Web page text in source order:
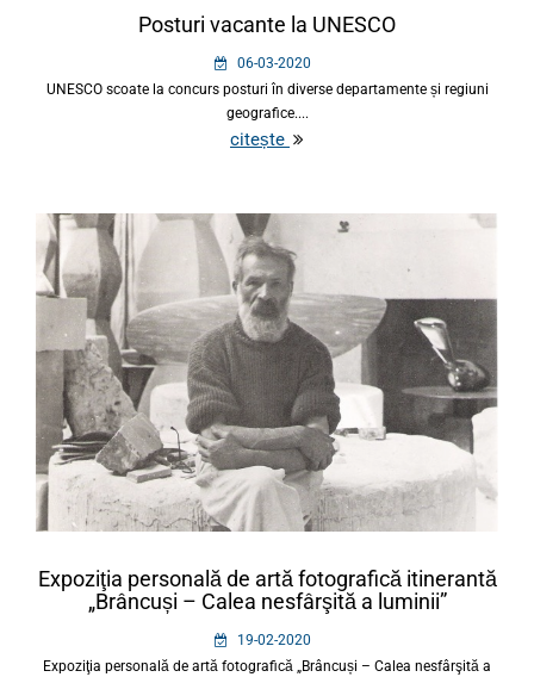
Posturi vacante la UNESCO
06-03-2020
UNESCO scoate la concurs posturi în diverse departamente și regiuni
geografice....
citește
Expoziţia personală de artă fotografică itinerantă
„Brâncuși – Calea nesfârşită a luminii”
19-02-2020
Expoziţia personală de artă fotografică „Brâncuși – Calea nesfârşită a